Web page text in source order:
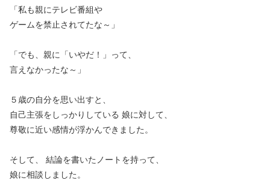
「私も親にテレビ番組や
ゲームを禁止されてたな～」
「でも、親に「いやだ！」って、
言えなかったな～」
５歳の自分を思い出すと、
自己主張をしっかりしている 娘に対して、
尊敬に近い感情が浮かんできました。
そして、 結論を書いたノートを持って、
娘に相談しました。